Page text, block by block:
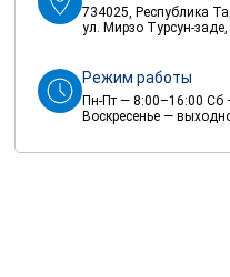
734025, Республика
ул. Мирзо Турсун-
Режим работы
Пн-Пт — 8:00–16:00 Сб
Воскресенье —